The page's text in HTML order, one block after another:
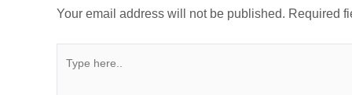
Your email address will not be published. Required